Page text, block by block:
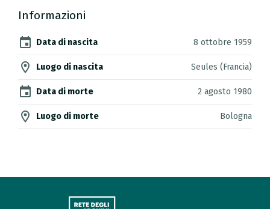
Informazioni
event Data di nascita 8 ottobre 1959
location_on Luogo di nascita Seules (Francia)
event Data di morte 2 agosto 1980
location_on Luogo di morte Bologna